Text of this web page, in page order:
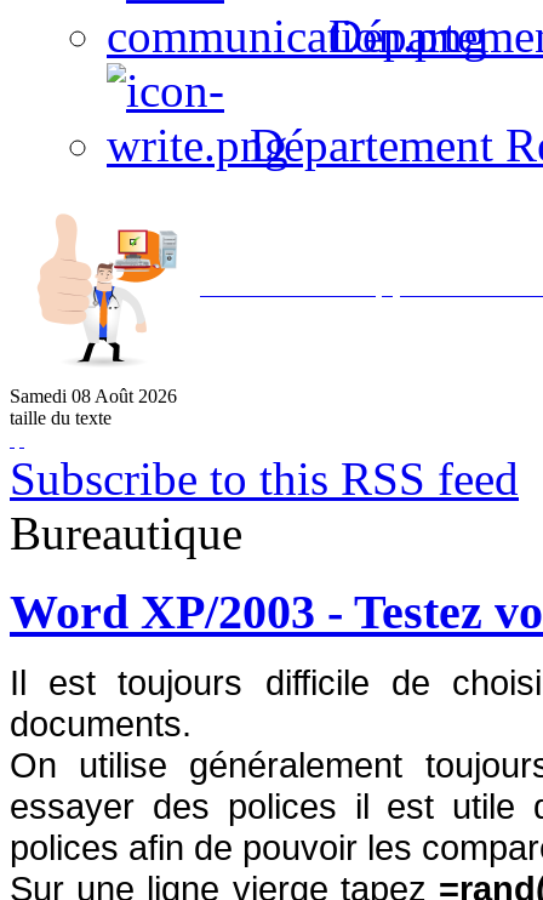
Département
Samedi 08 Août 2026
taille du texte
Subscribe to this RSS feed
Bureautique
Word XP/2003 - Testez
Il est toujours difficile de
documents.
On utilise généralement
essayer des polices il est utile
polices afin de pouvoir les
Sur une ligne vierge tapez